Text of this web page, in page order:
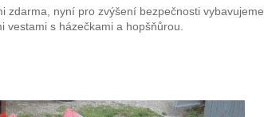
zdarma, nyní pro zvýšení bezpečnosti vybavujeme
s házečkami a hopšňůrou.